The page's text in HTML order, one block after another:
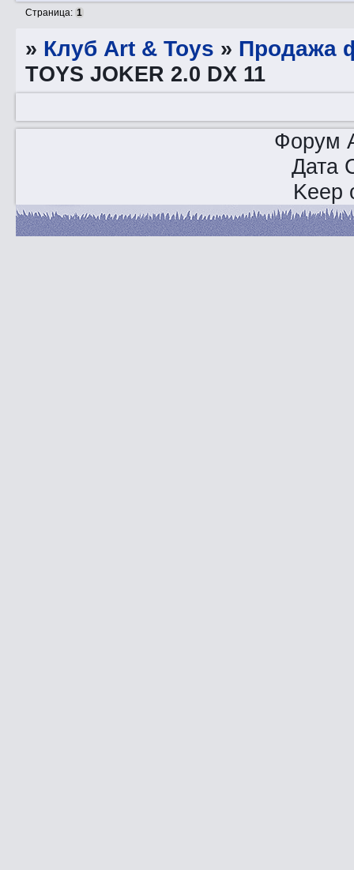
Страница: 1
» Клуб Art & Toys » Продажа
TOYS JOKER 2.0 DX 11
Форум
Дата
Keep